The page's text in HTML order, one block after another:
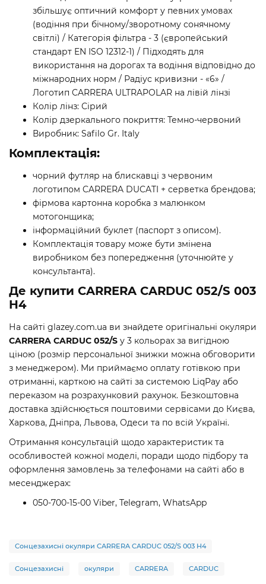
збільшує оптичний комфорт у певних умовах
(водіння при бічному/зворотному сонячному
світлі) / Категорія фільтра - 3 (європейський
стандарт EN ISO 12312-1) / Підходять для
використання на дорогах та водіння відповідно до
міжнародних норм / Радіус кривизни - «6» /
Логотип CARRERA ULTRAPOLAR на лівій лінзі
Колір лінз: Сірий
Колір дзеркального покриття: Темно-червоний
Виробник: Safilo Gr. Italy
Комплектація:
чорний футляр на блискавці з червоним
логотипом CARRERA DUCATI + серветка брендова;
фірмова картонна коробка з малюнком
мотогонщика;
інформаційний буклет (паспорт з описом).
Комплектація товару може бути змінена
виробником без попередження (уточнюйте у
консультанта).
Де купити CARRERA CARDUC 052/S 003
H4
На сайті glazey.com.ua ви знайдете оригінальні окуляри
CARRERA CARDUC 052/S у 3 кольорах за вигідною
ціною (розмір персональної знижки можна обговорити
з менеджером). Ми приймаємо оплату готівкою при
отриманні, карткою на сайті за системою LiqPay або
переказом на розрахунковий рахунок. Безкоштовна
доставка здійснюється поштовими сервісами до Києва,
Харкова, Дніпра, Львова, Одеси та по всій Україні.
Отримання консультацій щодо характеристик та
особливостей кожної моделі, поради щодо підбору та
оформлення замовлень за телефонами на сайті або в
месенджерах:
050-700-15-00 Viber, Telegram, WhatsApp
Сонцезахисні окуляри CARRERA CARDUC 052/S 003 H4
Сонцезахисні окуляри CARRERA CARDUC